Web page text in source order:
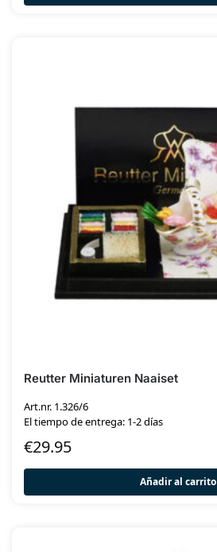
Reutter Miniaturen Naaiset
Art.nr. 1.326/6
El tiempo de entrega: 1-2 días
€29.95
Añadir al carrito